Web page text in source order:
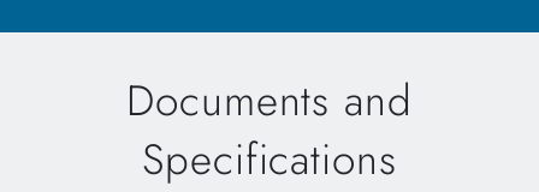
Documents and
Specifications